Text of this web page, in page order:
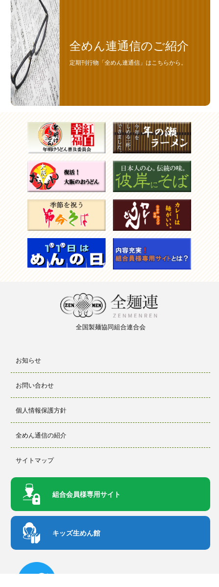
全めん連通信のご紹介
定期刊行物「全めん連通信」はこちらから。
全国製麺協同組合連合会
お知らせ
お問い合わせ
個人情報保護方針
全めん通信の紹介
サイトマップ
組合会員様専用サイト
キッズ生めん館